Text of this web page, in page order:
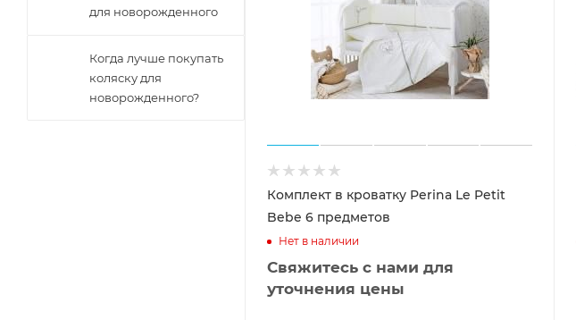
Комплект в кроватку Perina Le Petit
Bebe 6 предметов
Нет в наличии
Свяжитесь с нами для
уточнения цены
для новорожденного
Когда лучше покупать
коляску для
новорожденного?